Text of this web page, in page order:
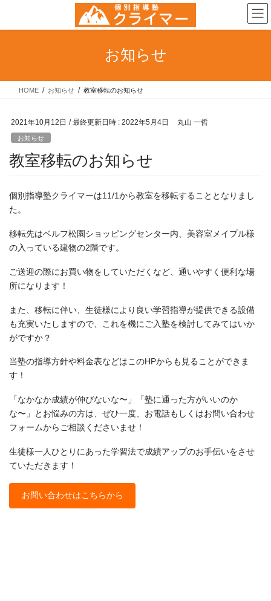
テ
ス
ゲ
ン
お知らせ
HOME お知らせ 教室移転のお知らせ
2021年10月12日 / 最終更新日時 : 2022年5月4日 丸山 一哲
お知らせ
教室移転のお知らせ
個別指導塾クライマーは11/1から教室を移転することとなりまし
た。
移転先はベルフ松園ショッピングセンター内、美容室メイプル様
の入っている建物の2階です。
ご送迎の際にお買い物をしていただくなど、通いやすく便利な場
所になります！
また、移転に伴い、生徒様により良い学習指導が提供できる設備
も充実いたしますので、これを機にご入塾を検討してみてはいか
がですか？
当塾の指導方針や料金表などはこのHPからも見ることができま
す！
「なかなか成績が伸びないな〜」「塾に通った方がいいのか
な〜」とお悩みの方は、ぜひ一度、お電話もしくはお問い合わせ
フォームからご相談くださいませ！
生徒様一人ひとりにあった学習法で成績アップのお手伝いをさせ
ていただきます！
お問い合わせはこちらから